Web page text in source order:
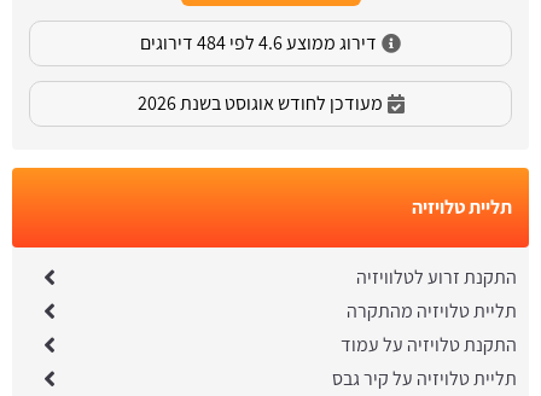
דירוג ממוצע 4.6 לפי 484 דירוגים
מעודכן לחודש אוגוסט בשנת 2026
תליית טלויזיה
התקנת זרוע לטלוויזיה
תליית טלויזיה מהתקרה
התקנת טלויזיה על עמוד
תליית טלויזיה על קיר גבס